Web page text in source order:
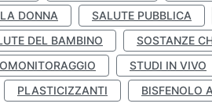
DONNA SALUTE PUBBLICA
DEL BAMBINO
SOSTANZE
STUDI IN VIVO
PLASTICIZZANTI BISFENOLO A